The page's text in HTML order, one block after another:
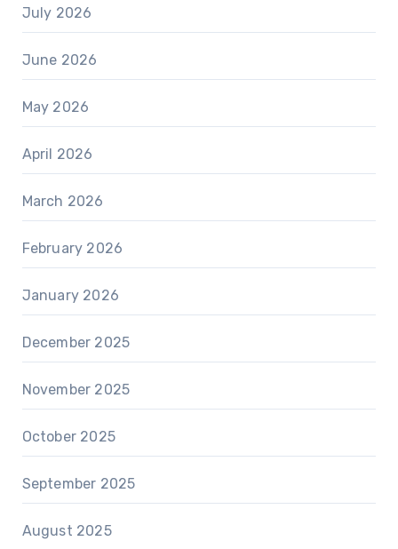
July 2026
June 2026
May 2026
April 2026
March 2026
February 2026
January 2026
December 2025
November 2025
October 2025
September 2025
August 2025